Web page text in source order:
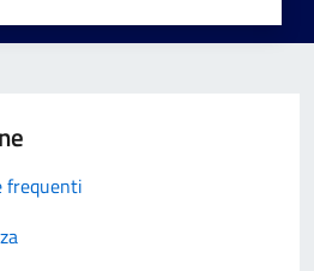
frequenti